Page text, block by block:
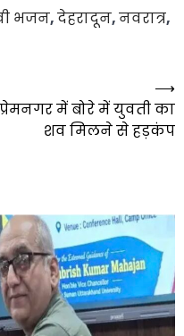
भजन,देहरादून,नवरात्र,
प्रेमनगर में बोरे में युवती का
शव मिलने से हड़कंप
⟶